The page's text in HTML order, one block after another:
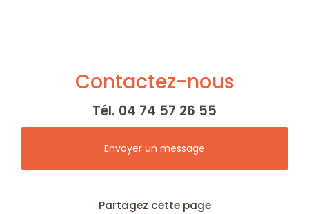
Contactez-nous
Tél. 04 74 57 26 55
Envoyer un message
Partagez cette page